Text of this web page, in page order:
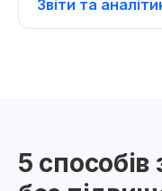
Звіти та
5